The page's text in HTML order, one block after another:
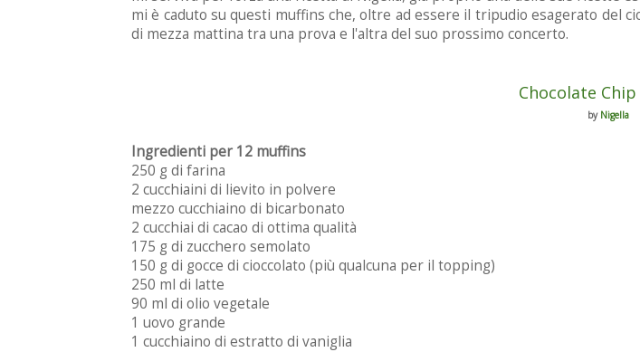
mi è caduto su questi muffins che, oltre ad essere il tripudio esagerato del
di mezza mattina tra una prova e l'altra del suo prossimo concerto.
Chocolate
by Nigella
Ingredienti per 12 muffins
250 g di farina
2 cucchiaini di lievito in polvere
mezzo cucchiaino di bicarbonato
2 cucchiai di cacao di ottima qualità
175 g di zucchero semolato
150 g di gocce di cioccolato (più qualcuna per il topping)
250 ml di latte
90 ml di olio vegetale
1 uovo grande
1 cucchiaino di estratto di vaniglia